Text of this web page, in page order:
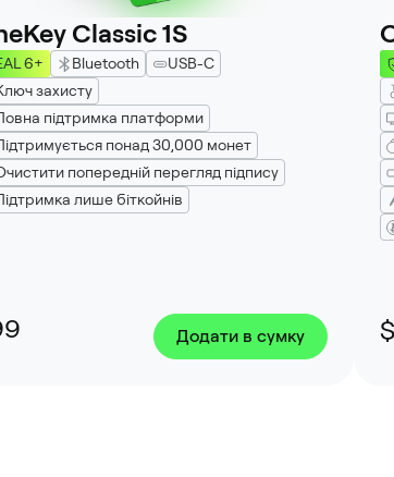
Classic 1S
6+ Bluetooth
USB-C
захисту
підтримка платформи
понад 30,000 монет
попередній перегляд підпису
лише біткойнів
Додати в сумку